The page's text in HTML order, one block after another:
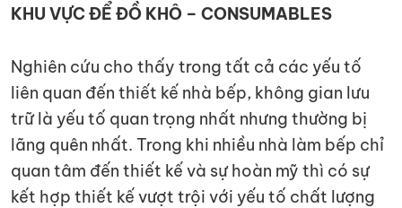
KHU VỰC ĐỂ ĐỒ KHÔ – CONSUMABLES
Nghiên cứu cho thấy trong tất cả các yếu tố
liên quan đến thiết kế nhà bếp, không gian lưu
trữ là yếu tố quan trọng nhất nhưng thường bị
lãng quên nhất. Trong khi nhiều nhà làm bếp chỉ
quan tâm đến thiết kế và sự hoàn mỹ thì có sự
kết hợp thiết kế vượt trội với yếu tố chất lượng